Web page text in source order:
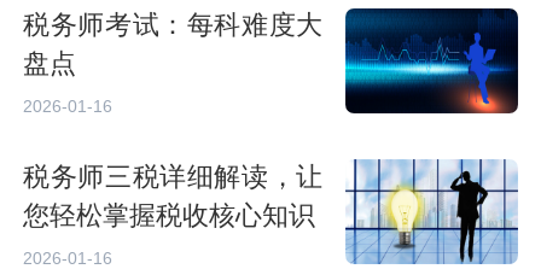
税务师考试：每科难度大
盘点
2026-01-16
税务师三税详细解读，让
您轻松掌握税收核心知识
2026-01-16